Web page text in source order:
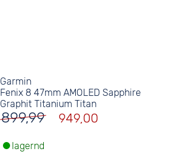
Garmin
Fenix 8 47mm AMOLED Sapphire
Graphit Titanium Titan
899,99 949,00
lagernd